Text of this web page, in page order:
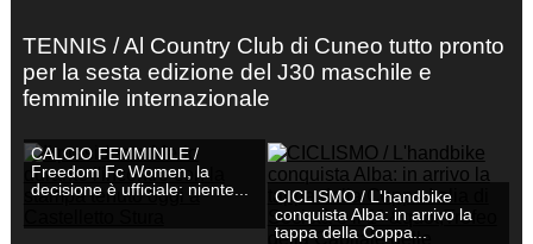
TENNIS / Al Country Club di Cuneo tutto pronto
per la sesta edizione del J30 maschile e
femminile internazionale
CALCIO FEMMINILE /
Freedom Fc Women, la
decisione è ufficiale: niente...
CICLISMO / L'handbike
conquista Alba: in arrivo la
tappa della Coppa...